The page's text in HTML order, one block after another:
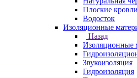
Плоские кровли
Водосток
Изоляционные
Назад
Изоляционные
Звукоизоляция
Гидроизоляция